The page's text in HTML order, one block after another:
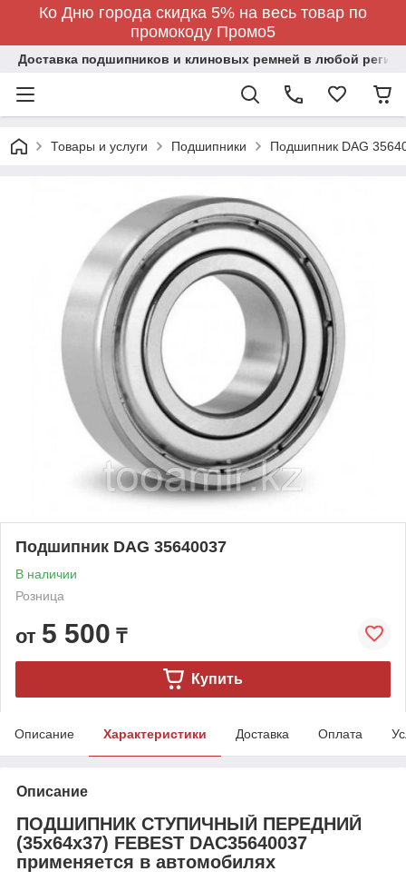
Ко Дню города скидка 5% на весь товар по
промокоду Промо5
Доставка подшипников и клиновых ремней в любой регион
Товары и услуги Подшипники Подшипник DAG
Подшипник DAG 35640037
В наличии
Розница
от 5 500 ₸
Купить
Описание Характеристики Доставка Оплата
Описание
ПОДШИПНИК СТУПИЧНЫЙ ПЕРЕДНИЙ
(35x64x37) FEBEST DAC35640037
применяется в автомобилях